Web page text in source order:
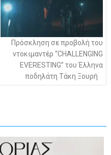
Πρόσκληση σε προβολή του
ντοκιμαντέρ “CHALLENGING
EVERESTING” του Έλληνα
ποδηλάτη Τάκη Ξουρή